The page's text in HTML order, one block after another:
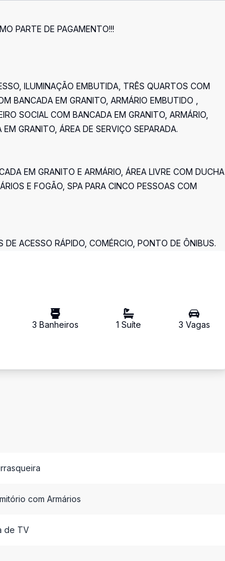
PARTE DE PAGAMENTO!!!
ILUMINAÇÃO EMBUTIDA, TRÊS QUARTOS COM
BANCADA EM GRANITO, ARMÁRIO EMBUTIDO ,
SOCIAL COM BANCADA EM GRANITO, ARMÁRIO,
GRANITO, ÁREA DE SERVIÇO SEPARADA.
EM GRANITO E ARMÁRIO, ÁREA LIVRE COM DUCHA
E FOGÃO, SPA PARA CINCO PESSOAS COM
ACESSO RÁPIDO, COMÉRCIO, PONTO DE ÔNIBUS.
3 Banheiros 1 Suíte 3 Vagas
com Armários
de TV